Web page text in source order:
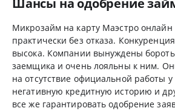
Шансы на одобрение
Микрозайм на карту Маэстро
практически без отказа.
высока. Компании вынуждены
заемщика и очень лояльны к ним.
на отсутствие официальной работы у
негативную кредитную историю и
все же гарантировать одобрение